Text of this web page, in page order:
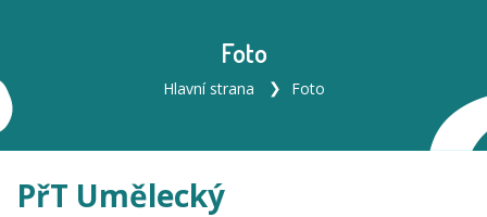
Foto
Hlavní strana Foto
PřT Umělecký